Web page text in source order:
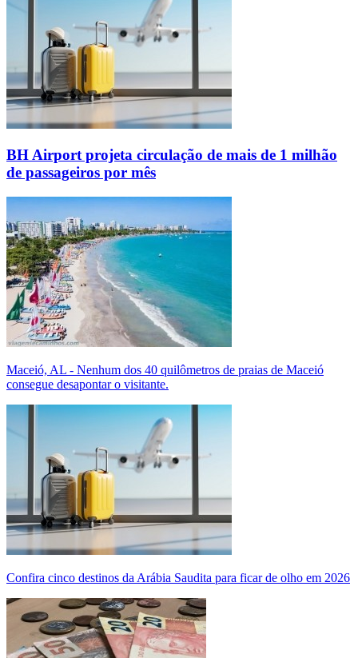
BH Airport projeta circulação de mais de 1 milhão
de passageiros por mês
Maceió, AL - Nenhum dos 40 quilômetros de praias de Maceió
consegue desapontar o visitante.
Confira cinco destinos da Arábia Saudita para ficar de olho em 2026